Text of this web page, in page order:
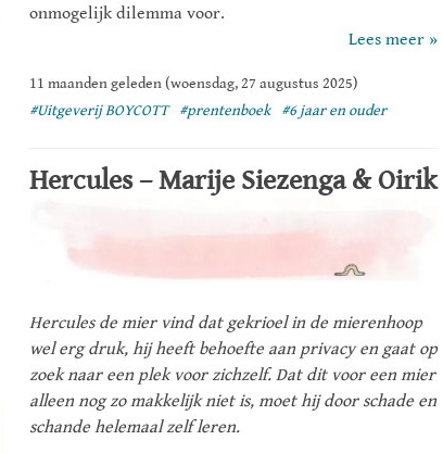
onmogelijk dilemma voor.
Lees meer »
11 maanden geleden (woensdag, 27 augustus 2025)
#Uitgeverij BOYCOTT
#prentenboek #6 jaar en ouder
Hercules – Marije Siezenga & Oirik
Hercules de mier vind dat gekrioel in de mierenhoop
wel erg druk, hij heeft behoefte aan privacy en gaat op
zoek naar een plek voor zichzelf. Dat dit voor een mier
alleen nog zo makkelijk niet is, moet hij door schade en
schande helemaal zelf leren.